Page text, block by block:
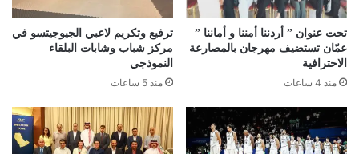
تحت عنوان ” أردننا أمننا و أماننا ”
عمّان تستضيف مهرجان بالمصارعة
الاحترافية
منذ 4 ساعات
ترفيع وتكريم لاعبي الجيوجيتسو في
مركز شباب وشابات البلقاء
النموذجي
منذ 5 ساعات